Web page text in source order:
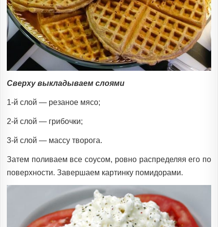
Сверху выкладываем слоями
1-й слой — резаное мясо;
2-й слой — грибочки;
3-й слой — массу творога.
Затем поливаем все соусом, ровно распределяя его по
поверхности. Завершаем картинку помидорами.